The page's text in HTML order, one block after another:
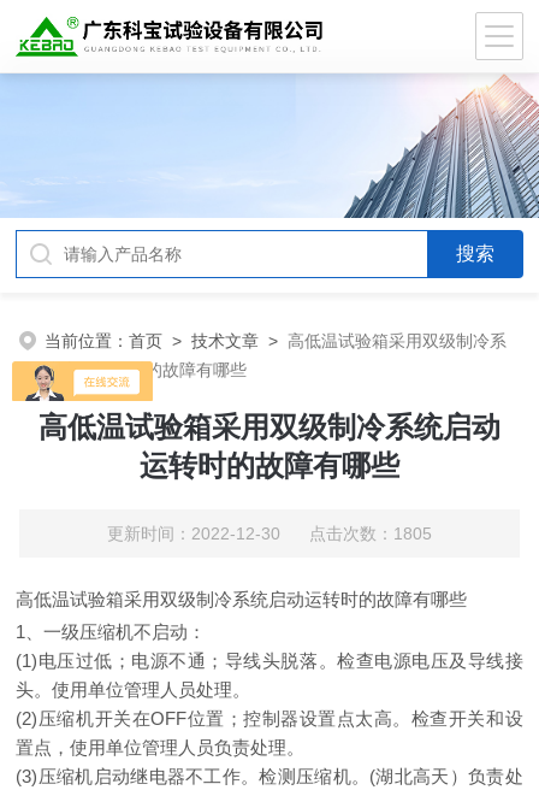
当前位置：首页 >技术文章 > 高低温试验箱采用双级制冷系
统启动运转时的故障有哪些
高低温试验箱采用双级制冷系统启动
运转时的故障有哪些
更新时间：2022-12-30 点击次数：1805
高低温试验箱采用双级制冷系统启动运转时的故障有哪些
1、一级压缩机不启动：
(1)电压过低；电源不通；导线头脱落。检查电源电压及导线接
头。使用单位管理人员处理。
(2)压缩机开关在OFF位置；控制器设置点太高。检查开关和设
置点，使用单位管理人员负责处理。
(3)压缩机启动继电器不工作。检测压缩机。(湖北高天）负责处